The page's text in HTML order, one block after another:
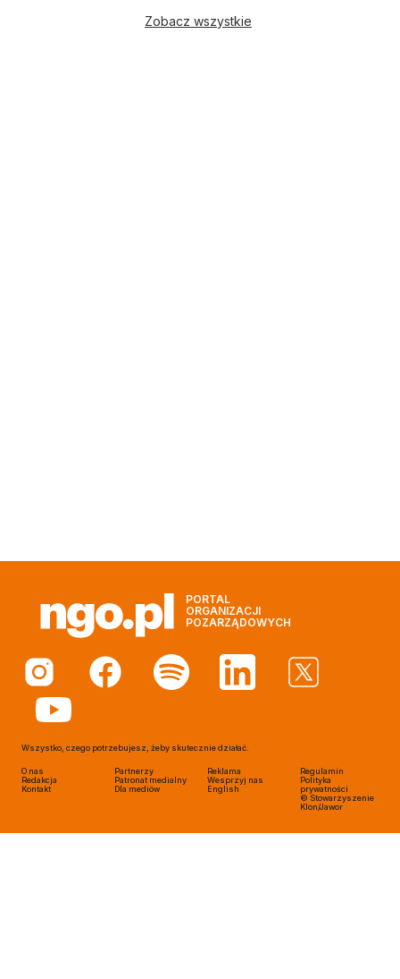
Zobacz wszystkie
PORTAL
ORGANIZACJI
POZARZĄDOWYCH
Wszystko, czego potrzebujesz, żeby skutecznie działać.
O nas
Redakcja
Kontakt
Partnerzy
Patronat medialny
Dla mediów
Reklama
Wesprzyj nas
English
Regulamin
Polityka
prywatności
© Stowarzyszenie
Klon/Jawor